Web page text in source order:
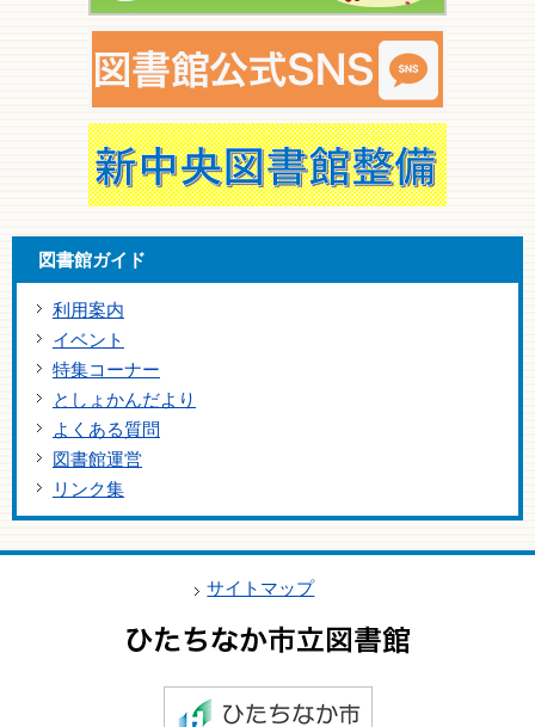
図書館ガイド
利用案内
イベント
特集コーナー
としょかんだより
よくある質問
図書館運営
リンク集
サイトマップ